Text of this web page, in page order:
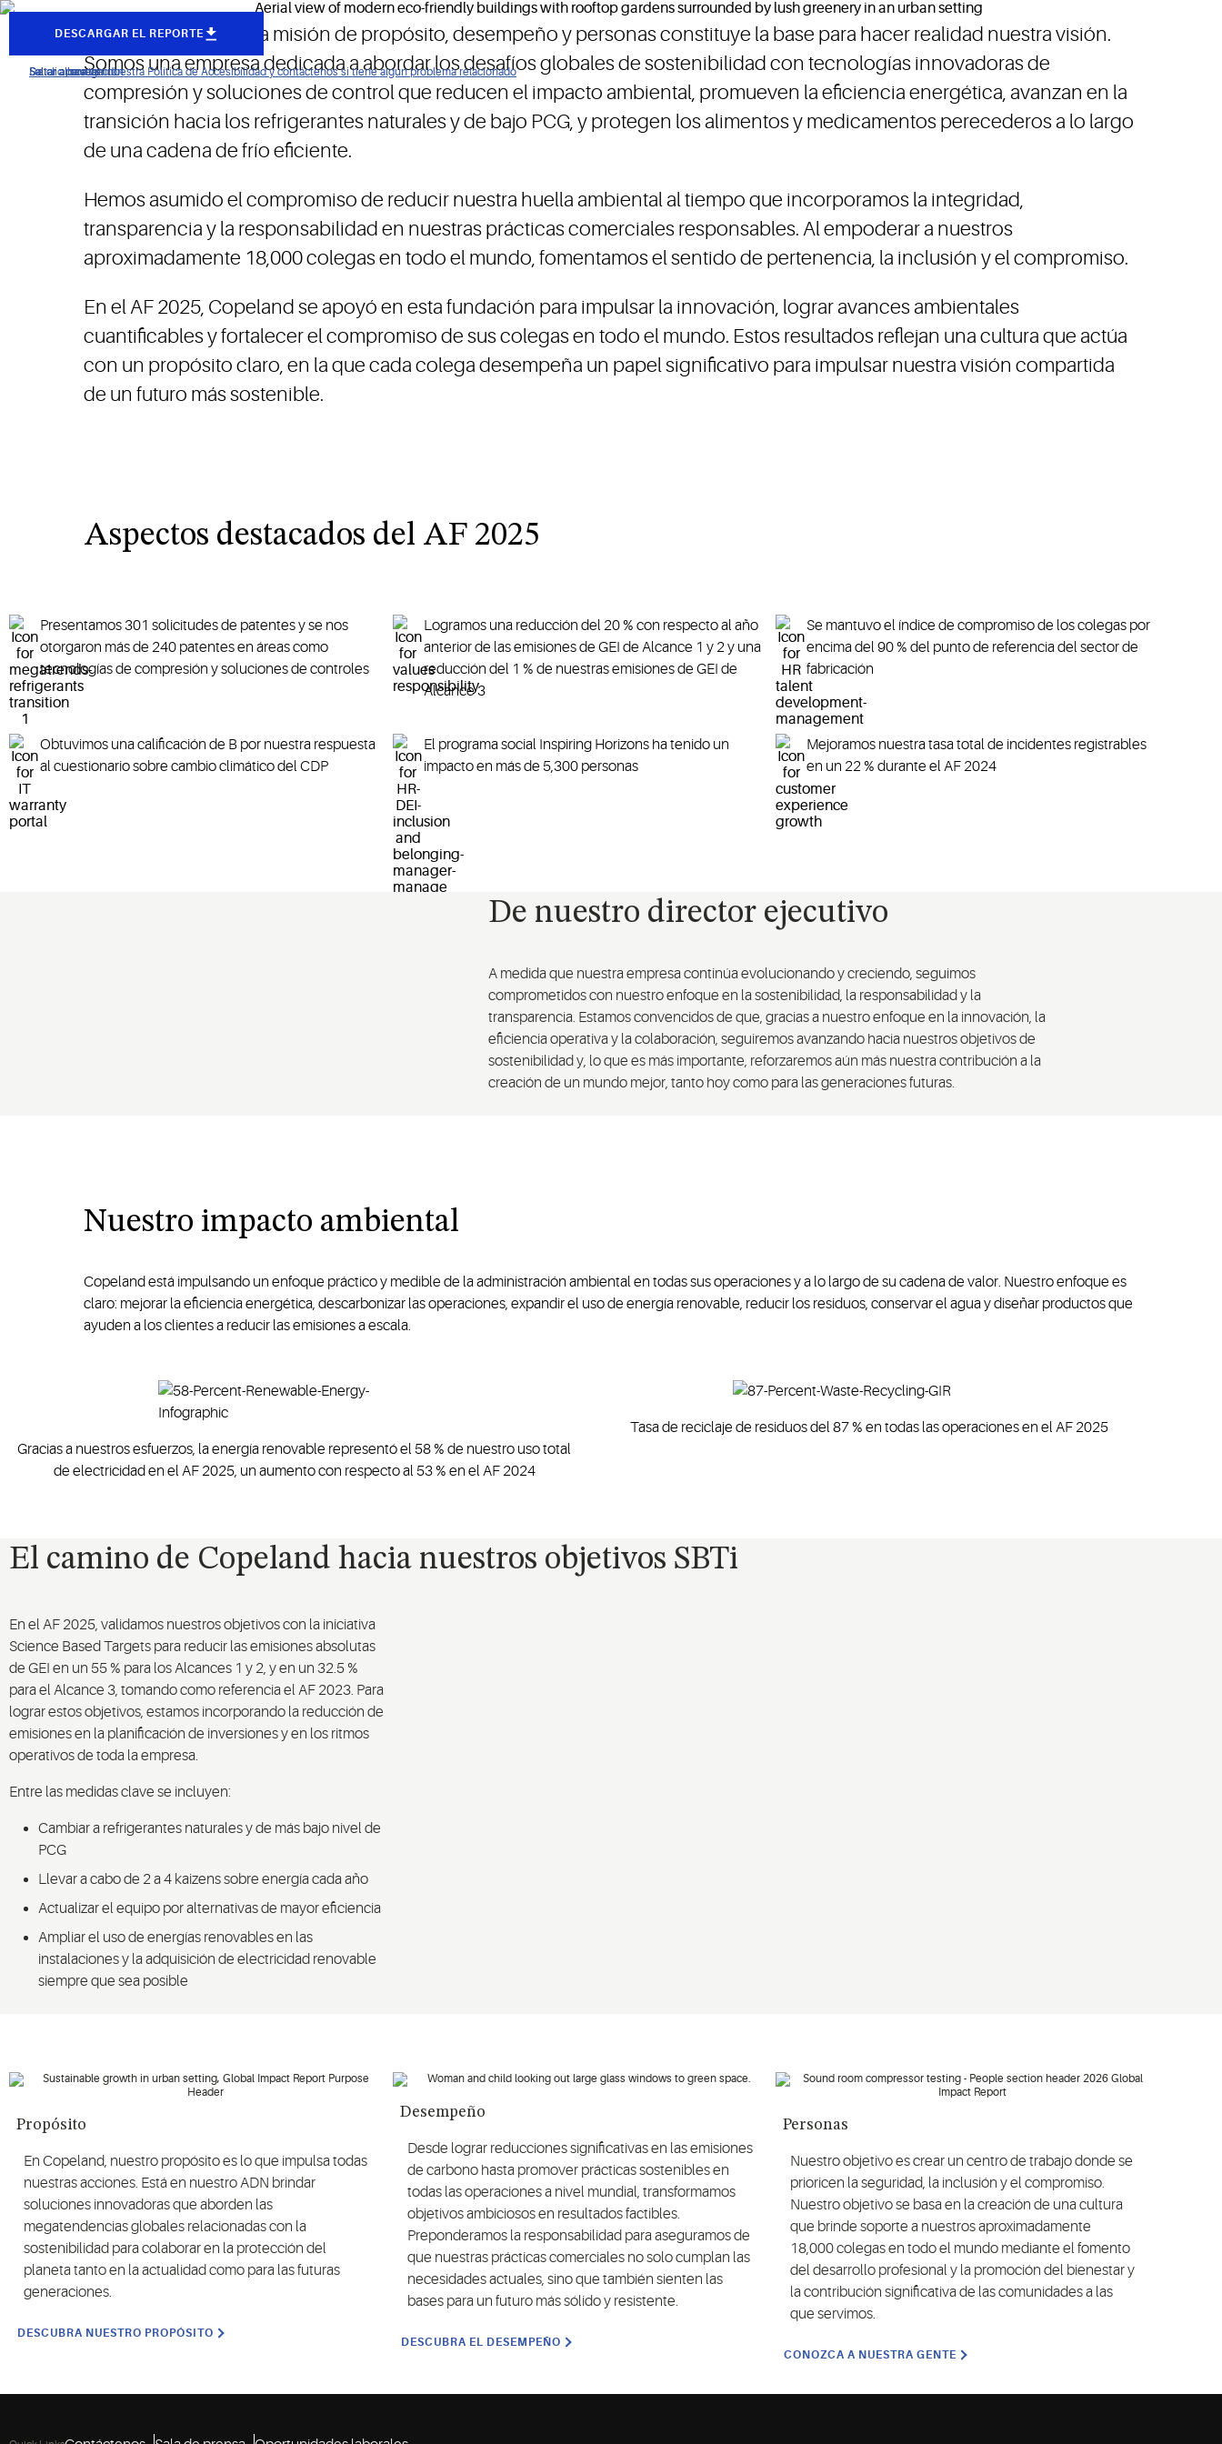
De clic para ver nuestra Política de Accesibilidad y contáctenos si tiene algún problema relacionado
Saltar a navegación
Saltar al contenido
Saltar a buscar
DESCARGAR EL REPORTE
En Copeland, nuestra misión de propósito, desempeño y personas constituye la base para hacer realidad nuestra visión.
Somos una empresa dedicada a abordar los desafíos globales de sostenibilidad con tecnologías innovadoras de
compresión y soluciones de control que reducen el impacto ambiental, promueven la eficiencia energética, avanzan en la
transición hacia los refrigerantes naturales y de bajo PCG, y protegen los alimentos y medicamentos perecederos a lo largo
de una cadena de frío eficiente.
Hemos asumido el compromiso de reducir nuestra huella ambiental al tiempo que incorporamos la integridad,
transparencia y la responsabilidad en nuestras prácticas comerciales responsables. Al empoderar a nuestros
aproximadamente 18,000 colegas en todo el mundo, fomentamos el sentido de pertenencia, la inclusión y el compromiso.
En el AF 2025, Copeland se apoyó en esta fundación para impulsar la innovación, lograr avances ambientales
cuantificables y fortalecer el compromiso de sus colegas en todo el mundo. Estos resultados reflejan una cultura que actúa
con un propósito claro, en la que cada colega desempeña un papel significativo para impulsar nuestra visión compartida
de un futuro más sostenible.
Aspectos destacados del AF 2025
Presentamos 301 solicitudes de patentes y se nos
otorgaron más de 240 patentes en áreas como
tecnologías de compresión y soluciones de controles
Logramos una reducción del 20 % con respecto al año
anterior de las emisiones de GEI de Alcance 1 y 2 y una
reducción del 1 % de nuestras emisiones de GEI de
Alcance 3
Se mantuvo el índice de compromiso de los colegas por
encima del 90 % del punto de referencia del sector de
fabricación
Obtuvimos una calificación de B por nuestra respuesta
al cuestionario sobre cambio climático del CDP
El programa social Inspiring Horizons ha tenido un
impacto en más de 5,300 personas
Mejoramos nuestra tasa total de incidentes registrables
en un 22 % durante el AF 2024
De nuestro director ejecutivo
A medida que nuestra empresa continúa evolucionando y creciendo, seguimos
comprometidos con nuestro enfoque en la sostenibilidad, la responsabilidad y la
transparencia. Estamos convencidos de que, gracias a nuestro enfoque en la innovación, la
eficiencia operativa y la colaboración, seguiremos avanzando hacia nuestros objetivos de
sostenibilidad y, lo que es más importante, reforzaremos aún más nuestra contribución a la
creación de un mundo mejor, tanto hoy como para las generaciones futuras.
Nuestro impacto ambiental
Copeland está impulsando un enfoque práctico y medible de la administración ambiental en todas sus operaciones y a lo largo de su cadena de valor. Nuestro enfoque es
claro: mejorar la eficiencia energética, descarbonizar las operaciones, expandir el uso de energía renovable, reducir los residuos, conservar el agua y diseñar productos que
ayuden a los clientes a reducir las emisiones a escala.
Gracias a nuestros esfuerzos, la energía renovable representó el 58 % de nuestro uso total
de electricidad en el AF 2025, un aumento con respecto al 53 % en el AF 2024
Tasa de reciclaje de residuos del 87 % en todas las operaciones en el AF 2025
El camino de Copeland hacia nuestros objetivos SBTi
En el AF 2025, validamos nuestros objetivos con la iniciativa
Science Based Targets para reducir las emisiones absolutas
de GEI en un 55 % para los Alcances 1 y 2, y en un 32.5 %
para el Alcance 3, tomando como referencia el AF 2023. Para
lograr estos objetivos, estamos incorporando la reducción de
emisiones en la planificación de inversiones y en los ritmos
operativos de toda la empresa.
Entre las medidas clave se incluyen:
Cambiar a refrigerantes naturales y de más bajo nivel de
PCG
Llevar a cabo de 2 a 4 kaizens sobre energía cada año
Actualizar el equipo por alternativas de mayor eficiencia
Ampliar el uso de energías renovables en las
instalaciones y la adquisición de electricidad renovable
siempre que sea posible
Propósito
En Copeland, nuestro propósito es lo que impulsa todas
nuestras acciones. Está en nuestro ADN brindar
soluciones innovadoras que aborden las
megatendencias globales relacionadas con la
sostenibilidad para colaborar en la protección del
planeta tanto en la actualidad como para las futuras
generaciones.
DESCUBRA NUESTRO PROPÓSITO
Desempeño
Desde lograr reducciones significativas en las emisiones
de carbono hasta promover prácticas sostenibles en
todas las operaciones a nivel mundial, transformamos
objetivos ambiciosos en resultados factibles.
Preponderamos la responsabilidad para aseguramos de
que nuestras prácticas comerciales no solo cumplan las
necesidades actuales, sino que también sienten las
bases para un futuro más sólido y resistente.
DESCUBRA EL DESEMPEÑO
Personas
Nuestro objetivo es crear un centro de trabajo donde se
prioricen la seguridad, la inclusión y el compromiso.
Nuestro objetivo se basa en la creación de una cultura
que brinde soporte a nuestros aproximadamente
18,000 colegas en todo el mundo mediante el fomento
del desarrollo profesional y la promoción del bienestar y
la contribución significativa de las comunidades a las
que servimos.
CONOZCA A NUESTRA GENTE